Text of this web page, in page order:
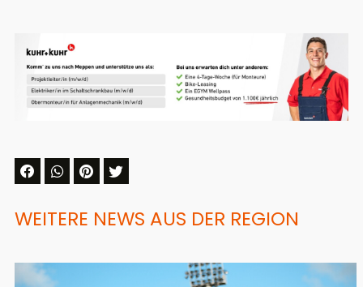
WEITERE NEWS AUS DER REGION